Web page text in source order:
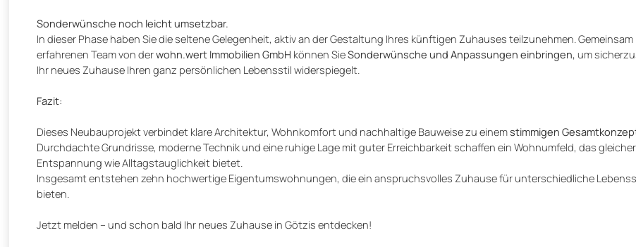
Sonderwünsche noch leicht umsetzbar.
In dieser Phase haben Sie die seltene Gelegenheit, aktiv an der Gestaltung Ihres künftigen Zuhauses teilzunehmen. Gemeinsam
erfahrenen Team von derwohn.wert Immobilien GmbH können SieSonderwünsche und Anpassungen einbringen, um
Ihr neues Zuhause Ihren ganz persönlichen Lebensstil widerspiegelt.
Fazit:
Dieses Neubauprojekt verbindet klare Architektur, Wohnkomfort und nachhaltige Bauweise zu einemstimmigen
Durchdachte Grundrisse, moderne Technik und eine ruhige Lage mit guter Erreichbarkeit schaffen ein Wohnumfeld, das
Entspannung wie Alltagstauglichkeit bietet.
Insgesamt entstehen zehn hochwertige Eigentumswohnungen, die ein anspruchsvolles Zuhause für unterschiedliche
bieten.
Jetzt melden – und schon bald Ihr neues Zuhause in Götzis entdecken!